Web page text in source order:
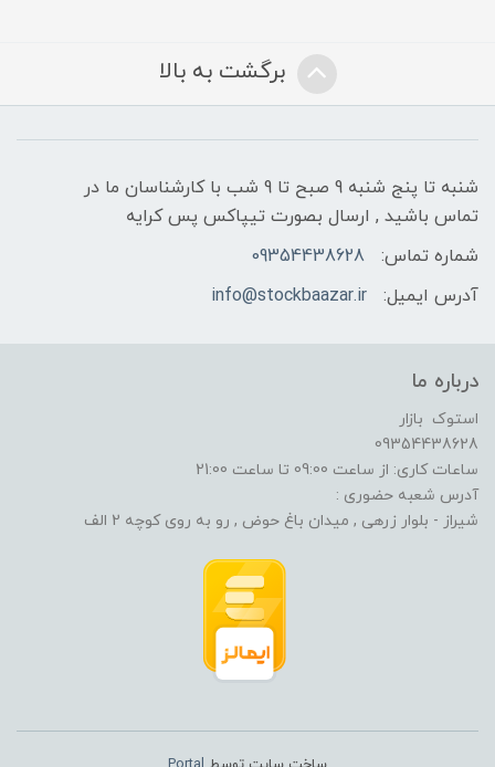
برگشت به بالا
شنبه تا پنج شنبه 9 صبح تا 9 شب با کارشناسان ما در
تماس باشید , ارسال بصورت تیپاکس پس کرایه
شماره تماس:
09354438628
آدرس ایمیل:
info@stockbaazar.ir
درباره ما
استوک بازار
09354438628
ساعات کاری: از ساعت 09:00 تا ساعت 21:00
آدرس شعبه حضوری :
شیراز - بلوار زرهی , میدان باغ حوض , رو به روی کوچه 2 الف